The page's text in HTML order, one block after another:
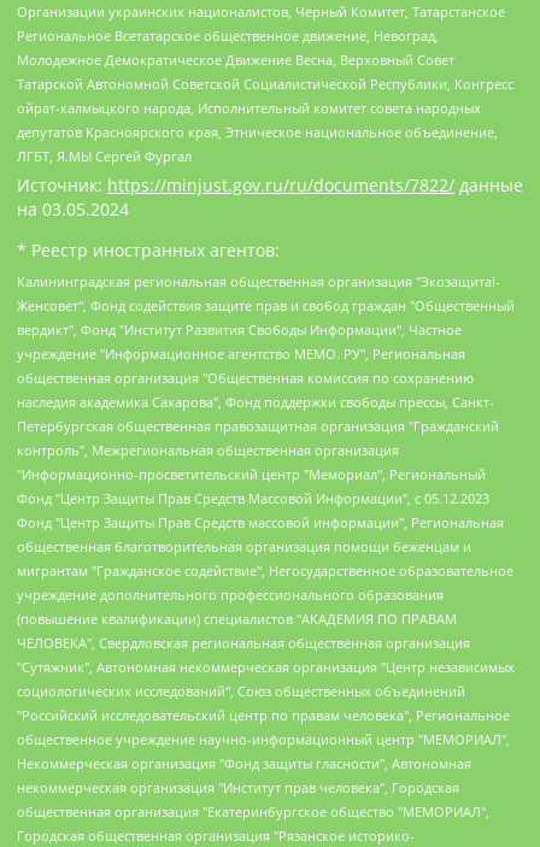
Организации украинских националистов, Черный Комитет, Татарстанское
Региональное Всетатарское общественное движение, Невоград,
Молодежное Демократическое Движение Весна, Верховный Совет
Татарской Автономной Советской Социалистической Республики, Конгресс
ойрат-калмыцкого народа, Исполнительный комитет совета народных
депутатов Красноярского края, Этническое национальное объединение,
ЛГБТ, Я.МЫ Сергей Фургал
Источник: https://minjust.gov.ru/ru/documents/7822/ данные
на 03.05.2024
* Реестр иностранных агентов:
Калининградская региональная общественная организация "Экозащита!-Женсовет", Фонд содействия защите прав и свобод граждан "Общественный вердикт", Фонд "Институт Развития Свободы Информации", Частное учреждение "Информационное агентство МЕМО. РУ", Региональная общественная организация "Общественная комиссия по сохранению наследия академика Сахарова", Фонд поддержки свободы прессы, Санкт-Петербургская общественная правозащитная организация "Гражданский контроль", Межрегиональная общественная организация "Информационно-просветительский центр "Мемориал", Региональный Фонд "Центр Защиты Прав Средств Массовой Информации", с 05.12.2023 Фонд "Центр Защиты Прав Средств массовой информации", Региональная общественная благотворительная организация помощи беженцам и мигрантам "Гражданское содействие", Негосударственное образовательное учреждение дополнительного профессионального образования (повышение квалификации) специалистов "АКАДЕМИЯ ПО ПРАВАМ ЧЕЛОВЕКА", Свердловская региональная общественная организация "Сутяжник", Автономная некоммерческая организация "Центр независимых социологических исследований", Союз общественных объединений "Российский исследовательский центр по правам человека", Региональное общественное учреждение научно-информационный центр "МЕМОРИАЛ", Некоммерческая организация "Фонд защиты гласности", Автономная некоммерческая организация "Институт прав человека", Городская общественная организация "Екатеринбургское общество "МЕМОРИАЛ", Городская общественная организация "Рязанское историко-просветительское и правозащитное общество "Мемориал" (Рязанский Мемориал), Челябинский региональный орган общественной самодеятельности – женское общественное объединение "Женщины Евразии", Челябинский региональный орган общественной самодеятельности "Уральская правозащитная группа", Фонд содействия защите здоровья и социальной справедливости имени Андрея Рылькова, Автономная Некоммерческая Организация "Аналитический Центр Юрия Левады", Автономная некоммерческая организация социальной поддержки населения "Проект Апрель", Региональная общественная организация помощи женщинам и детям, находящимся в кризисной ситуации "Информационно-методический центр "Анна", Фонд содействия развитию массовых коммуникаций и правовому просвещению "Так-так-Так", Фонд содействия устойчивому развитию "Серебряная тайга", Свердловский региональный общественный фонд социальных проектов "Новое время", "Idel.Реалии", Кавказ.Реалии, Крым.Реалии, Телеканал Настоящее Время, Татаро-башкирская служба Радио Свобода (Azatliq Radiosi), Радио Свободная Европа/Радио Свобода (PCE/PC), "Сибирь.Реалии", "Фактограф", Благотворительный фонд помощи осужденным и их семьям, Автономная некоммерческая организация "Институт глобализации и социальных движений", Фонд "В защиту прав заключенных", Частное учреждение "Центр поддержки и содействия развитию средств массовой информации", Пензенский региональный общественный благотворительный фонд "Гражданский союз", "Север.Реалии", Некоммерческая организация Фонд "Правовая инициатива", Общество с ограниченной ответственностью "Радио Свободная Европа/Радио Свобода", Чешское информационное агентство "MEDIUM-ORIENT", Красноярская региональная общественная организация "Мы против СПИДа", Камалягин Денис Николаевич, Маркелов Сергей Евгеньевич, Пономарев Лев Александрович, Савицкая Людмила Алексеевна, Автономная некоммерческая организация "Центр по работе с проблемой насилия "НАСИЛИЮ.НЕТ", Межрегиональный профессиональный союз работников здравоохранения "Альянс врачей", Юридическое лицо, зарегистрированное в Латвийской Республике, SIA "Medusa Project" (регистрационный номер 40103797863, дата регистрации 10.06.2014), Некоммерческая организация "Фонд по борьбе с коррупцией", Автономная некоммерческая организация "Институт права и публичной политики", Баданин Роман Сергеевич, Гликин Максим Александрович, Железнова Мария Михайловна, Лукьянова Юлия Сергеевна, Маетная Елизавета Витальевна, Маняхин Петр Борисович, Чуракова Ольга Владимировна, Ярош Юлия Петровна, Юридическое лицо "The Insider SIA", зарегистрированное в Риге, Латвийская Республика (дата регистрации 26.06.2015), являющееся администратором доменного имени интернет-издания "The Insider SIA", https://theins.ru, Постернак Алексей Евгеньевич, Рубин Михаил Аркадьевич, Анин Роман Александрович, Юридическое лицо Istories fonds, зарегистрированное в Латвийской Республике (регистрационный номер 50008295751, дата регистрации 24.02.2020), Великовский Дмитрий Александрович, Долинина Ирина Николаевна, Мароховская Алеся Алексеевна, Шлейнов Роман Юрьевич, Шмагун Олеся Валентиновна, Общество с ограниченной ответственностью "Альтаир 2021", Общество с ограниченной ответственностью "Вега 2021", Общество с ограниченной ответственностью "Главный редактор 2021", Общество с ограниченной ответственностью "Ромашки монолит", Важенков Артем Валерьевич, Ивановская областная общественная организация "Центр гендерных исследований", Гурман Юрий Альбертович, Медиапроект "ОВД-Инфо", Егоров Владимир Владимирович, Жилинский Владимир Александрович, Общество с ограниченной ответственностью "ЗП", Иванова София Юрьевна, Карезина Инна Павловна, Кильтау Екатерина Викторовна, Петров Алексей Викторович, Пискунов Сергей Евгеньевич, Смирнов Сергей Сергеевич, Тихонов Михаил Сергеевич, Общество с ограниченной ответственностью "ЖУРНАЛИСТ-ИНОСТРАННЫЙ АГЕНТ", Арапова Галина Юрьевна, Вольтская Татьяна Анатольевна, Американская компания "Mason G.E.S. Anonymous Foundation" (США), являющаяся владельцем интернет-издания https://mnews.world/, Компания "Stichting Bellingcat", зарегистрированная в Нидерландах (дата регистрации 11.07.2018), Захаров Андрей Вячеславович, Клепиковская Екатерина Дмитриевна, Общество с ограниченной ответственностью "МЕМО", Перл Роман Александрович, Симонов Евгений Алексеевич, Соловьева Елена Анатольевна, Сотников Даниил Владимирович, Сурначева Елизавета Дмитриевна, Автономная некоммерческая организация по защите прав человека и информированию населения "Якутия – Наше Мнение", Общество с ограниченной ответственностью "Москоу диджитал медиа", с 26.01.2023 Общество с ограниченной ответственностью "Чайка Белые сады", Ветошкина Валерия Валерьевна, Заговора Максим Александрович, Межрегиональное общественное движение "Российская ЛГБТ - сеть", Оленичев Максим Владимирович, Павлов Иван Юрьевич, Скворцова Елена Сергеевна, Общество с ограниченной ответственностью "Как бы инагент", Кочетков Игорь Викторович, Общество с ограниченной ответственностью "Честные выборы", Еланчик Олег Александрович, Общество с ограниченной ответственностью "Нобелевский призыв", Гималова Регина Эмилевна, Григорьев Андрей Валерьевич, Григорьева Алина Александровна, Ассоциация по содействию защите прав призывников, альтернативнослужащих и военнослужащих "Правозащитная группа "Гражданин.Армия.Право", Хисамова Регина Фаритовна, Автономная некоммерческая организация по реализации социально-правовых программ "Лилит", Дальневосточное общественное движение "Маяк", Санкт-Петербургская ЛГБТ-инициативная группа "Выход", Инициативная группа ЛГБТ+ "Реверс", Алексеев Андрей Викторович, Бекбулатова Таисия Львовна, Беляев Иван Михайлович, Владыкина Елена Сергеевна, Гельман Марат Александрович, Никульшина Вероника Юрьевна, Толоконникова Надежда Андреевна, Шендерович Виктор Анатольевич, Общество с ограниченной ответственностью "Данное сообщение", Общество с ограниченной ответственностью Издательский дом "Новая глава", Айнбиндер Александра Александровна, Московский комьюнити-центр для ЛГБТ+инициатив, Благотворительный фонд развития филантропии, Deutsche Welle (Германия, Kurt-Schumacher-Strasse 3, 53113 Bonn), Борзунова Мария Михайловна, Воробьев Виктор Викторович, Голубева Анна Львовна, Константинова Алла Михайловна, Малкова Ирина Владимировна, Мурадов Мурад Абдулгалимович, Осетинская Елизавета Николаевна, Понасенков Евгений Николаевич, Ганапольский Матвей Юрьевич, Киселев Евгений Алексеевич, Борухович Ирина Григорьевна, Дремин Иван Тимофеевич, Дубровский Дмитрий Викторович, Красноярская региональная общественная организация поддержки и развития альтернативных образовательных технологий и межкультурных коммуникаций "ИНТЕРРА", Маяковская Екатерина Алексеевна, Фейгин Марк Захарович, Филимонов Андрей Викторович, Дзугкоева Регина Николаевна, Доброхотов Роман Александрович, Дудь Юрий Александрович, Елкин Сергей Владимирович, Кругликов Кирилл Игоревич, Сабунаева Мария Леонидовна, Семенов Алексей Владимирович, Шаинян Карен Багратович, Шульман Екатерина Михайловна, Асафьев Артур Валерьевич, Вахштайн Виктор Семенович, Венедиктов Алексей Алексеевич, Лушникова Екатерина Евгеньевна, Волков Леонид Михайлович, Невзоров Александр Глебович, Пархоменко Сергей Борисович, Сироткин Ярослав Николаевич, Кара-Мурза Владимир Владимирович, Баранова Наталья Владимировна, Гозман Леонид Яковлевич, Кагарлицкий Борис Юльевич, Климарев Михаил Валерьевич, Милов Владимир Станиславович, Автономная некоммерческая организация Краснодарский центр современного искусства "Типография", Моргенштерн Алишер Тагирович, Соболь Любовь Эдуардовна, Общество с ограниченной ответственностью "ЛИЗА НОРМ", Каспаров Гарри Кимович, Ходорковский Михаил Борисович, Общество с ограниченной ответственностью "Апрельские тезисы", Данилович Ирина Брониславовна, Кашин Олег Владимирович, Петров Николай Владимирович, Пивоваров Алексей Владимирович, Соколов Михаил Владимирович, Цветкова Юлия Владимировна, Чичваркин Евгений Александрович, Комитет против пыток/Команда против пыток, Общество с ограниченной ответственностью "Первый научный", Общество с ограниченной ответственностью "Вертолет и ко", Белоцерковская Вероника Борисовна, Кац Максим Евгеньевич, Лазарева Татьяна Юрьевна, Шаведдинов Руслан Табризович, Яшин Илья Валерьевич, Общество с ограниченной ответственностью "Иноагент ААВ", Алешковский Дмитрий Петрович, Альбац Евгения Марковна, Быков Дмитрий Львович, Галямина Юлия Евгеньевна, Лойко Сергей Леонидович, Мартынов Кирилл Константинович, Медведев Сергей Александрович, Крашенинников Федор Геннадиевич, Гордеева Катерина Вл